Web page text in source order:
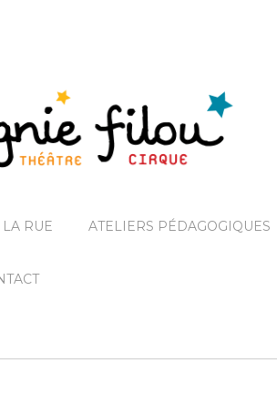
RUE ATELIERS PÉDAGOGIQUES